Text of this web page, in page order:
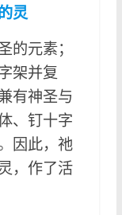
灵
的元素；
架并复
有神圣与
、钉十字
因此，祂
，作了活